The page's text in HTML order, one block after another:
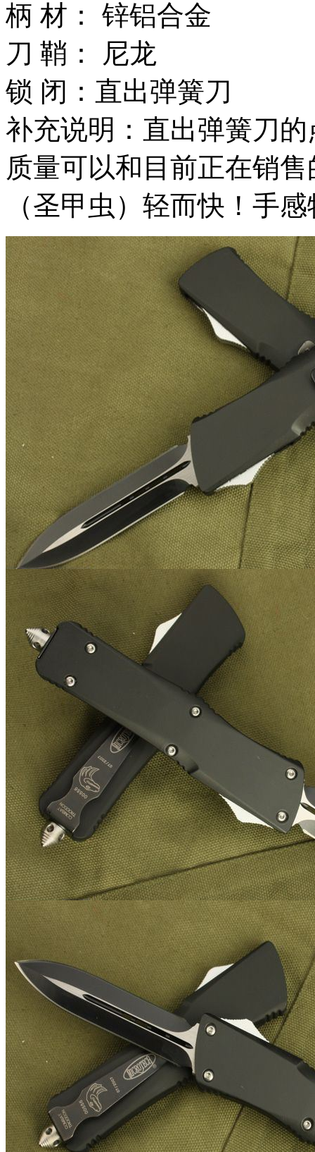
柄 材： 锌铝合金
刀 鞘： 尼龙
锁 闭：直出弹簧刀
补充说明：直出弹簧刀
质量可以和目前正在销
（圣甲虫）轻而快！手